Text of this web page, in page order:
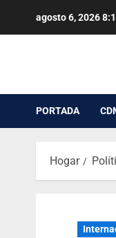
agosto 6, 2026
PORTADA
Hogar